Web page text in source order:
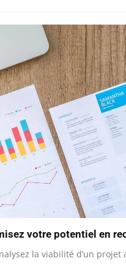
votre potentiel en
la viabilité d’un